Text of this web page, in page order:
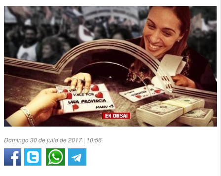
Domingo 30 de julio de 2017 | 10:56